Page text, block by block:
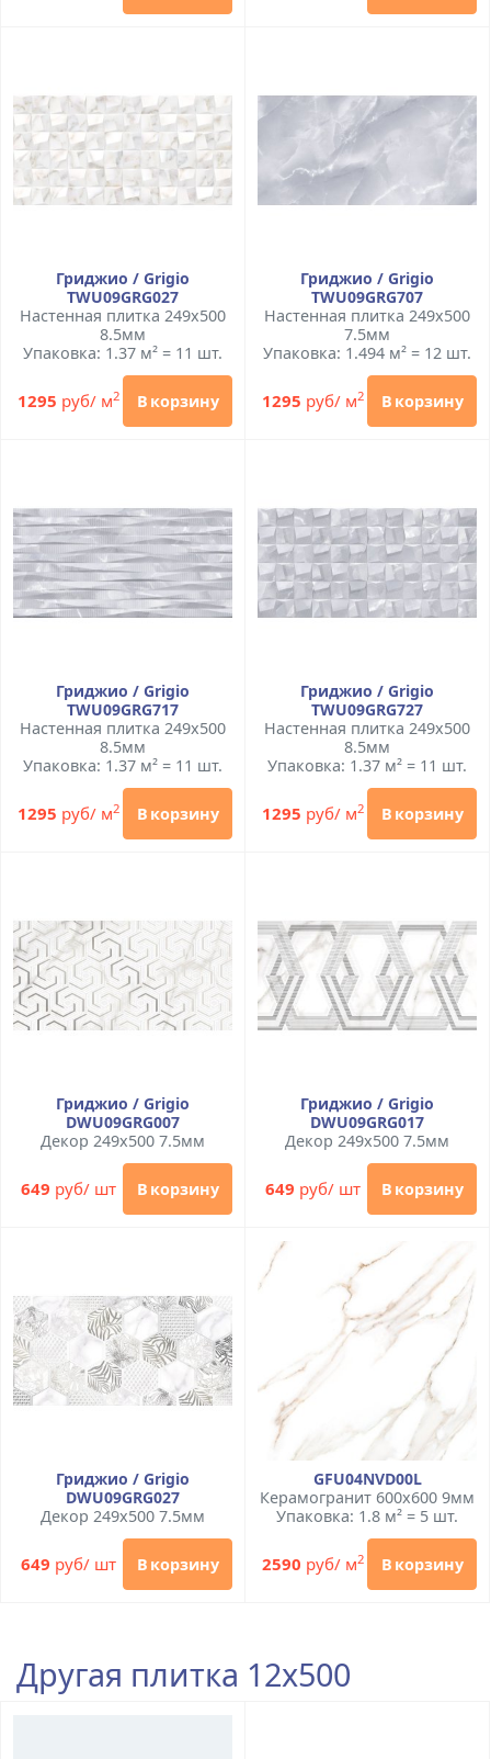
Гриджио / Grigio
TWU09GRG027
Настенная плитка 249x500
8.5мм
Упаковка: 1.37 м² = 11 шт.
1295 руб/ м2 В корзину
Гриджио / Grigio
TWU09GRG707
Настенная плитка 249x500
7.5мм
Упаковка: 1.494 м² = 12 шт.
1295 руб/ м2 В корзину
Гриджио / Grigio
TWU09GRG717
Настенная плитка 249x500
8.5мм
Упаковка: 1.37 м² = 11 шт.
1295 руб/ м2 В корзину
Гриджио / Grigio
TWU09GRG727
Настенная плитка 249x500
8.5мм
Упаковка: 1.37 м² = 11 шт.
1295 руб/ м2 В корзину
Гриджио / Grigio
DWU09GRG007
Декор 249x500 7.5мм
649 руб/ шт В корзину
Гриджио / Grigio
DWU09GRG017
Декор 249x500 7.5мм
649 руб/ шт В корзину
Гриджио / Grigio
DWU09GRG027
Декор 249x500 7.5мм
649 руб/ шт В корзину
GFU04NVD00L
Керамогранит 600x600 9мм
Упаковка: 1.8 м² = 5 шт.
2590 руб/ м2 В корзину
Другая плитка 12x500